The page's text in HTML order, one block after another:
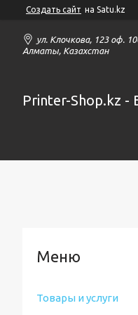
Создать сайт на Satu.kz
ул. Клочкова, 123 оф.
Алматы, Казахстан
Printer-Shop.kz -
Товары и услуги